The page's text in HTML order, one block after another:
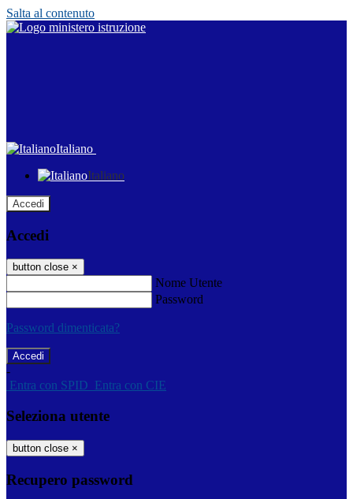
Salta al contenuto
Italiano
Italiano
Accedi
Accedi
button close ×
Nome Utente
Password
Password dimenticata?
-
Entra con SPID Entra con CIE
Seleziona utente
button close ×
Recupero password